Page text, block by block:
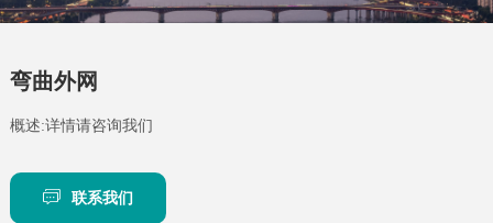
弯曲外网
概述:详情请咨询我们
联系我们